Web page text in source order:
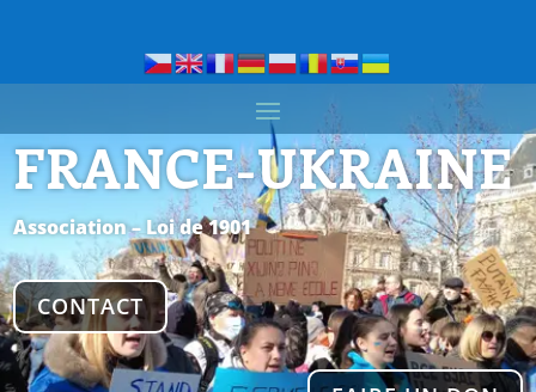
FRANCE-UKRAINE
Association – Loi de 1901
CONTACT